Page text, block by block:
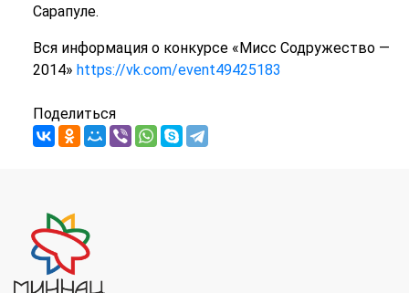
Сарапуле.
Вся информация о конкурсе «Мисс Содружество —
2014» https://vk.com/event49425183
Поделиться